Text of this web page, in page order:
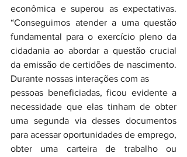
econômica e superou as expectativas.
“Conseguimos atender a uma questão
fundamental para o exercício pleno da
cidadania ao abordar a questão crucial
da emissão de certidões de nascimento.
Durante nossas interações com as
pessoas beneficiadas, ficou evidente a
necessidade que elas tinham de obter
uma segunda via desses documentos
para acessar oportunidades de emprego,
obter uma carteira de trabalho ou